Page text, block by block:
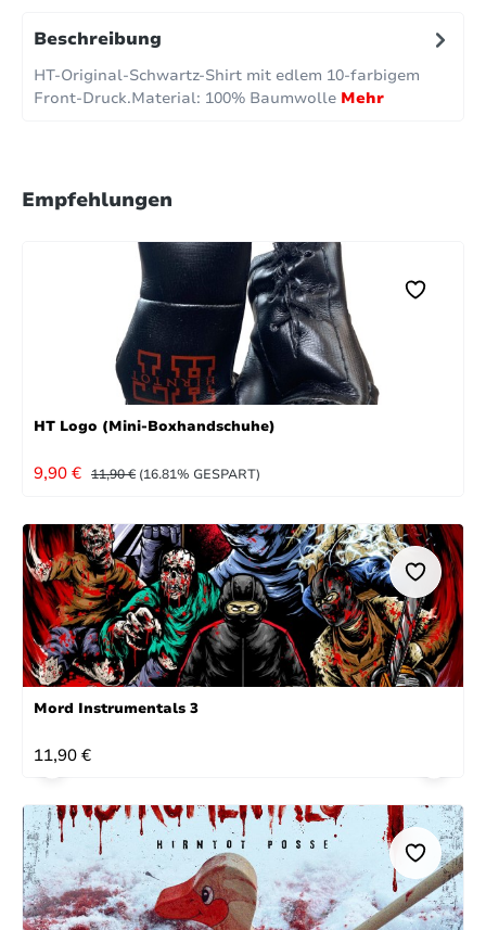
Beschreibung
HT-Original-Schwartz-Shirt mit edlem 10-farbigem
Front-Druck.Material: 100% Baumwolle Mehr
Empfehlungen
HT Logo (Mini-Boxhandschuhe)
VERKAUFSPREIS:
9,90 € REGULÄRER PREIS:
11,90 € (16.81% GESPART)
Mord Instrumentals 3
REGULÄRER PREIS:
11,90 €